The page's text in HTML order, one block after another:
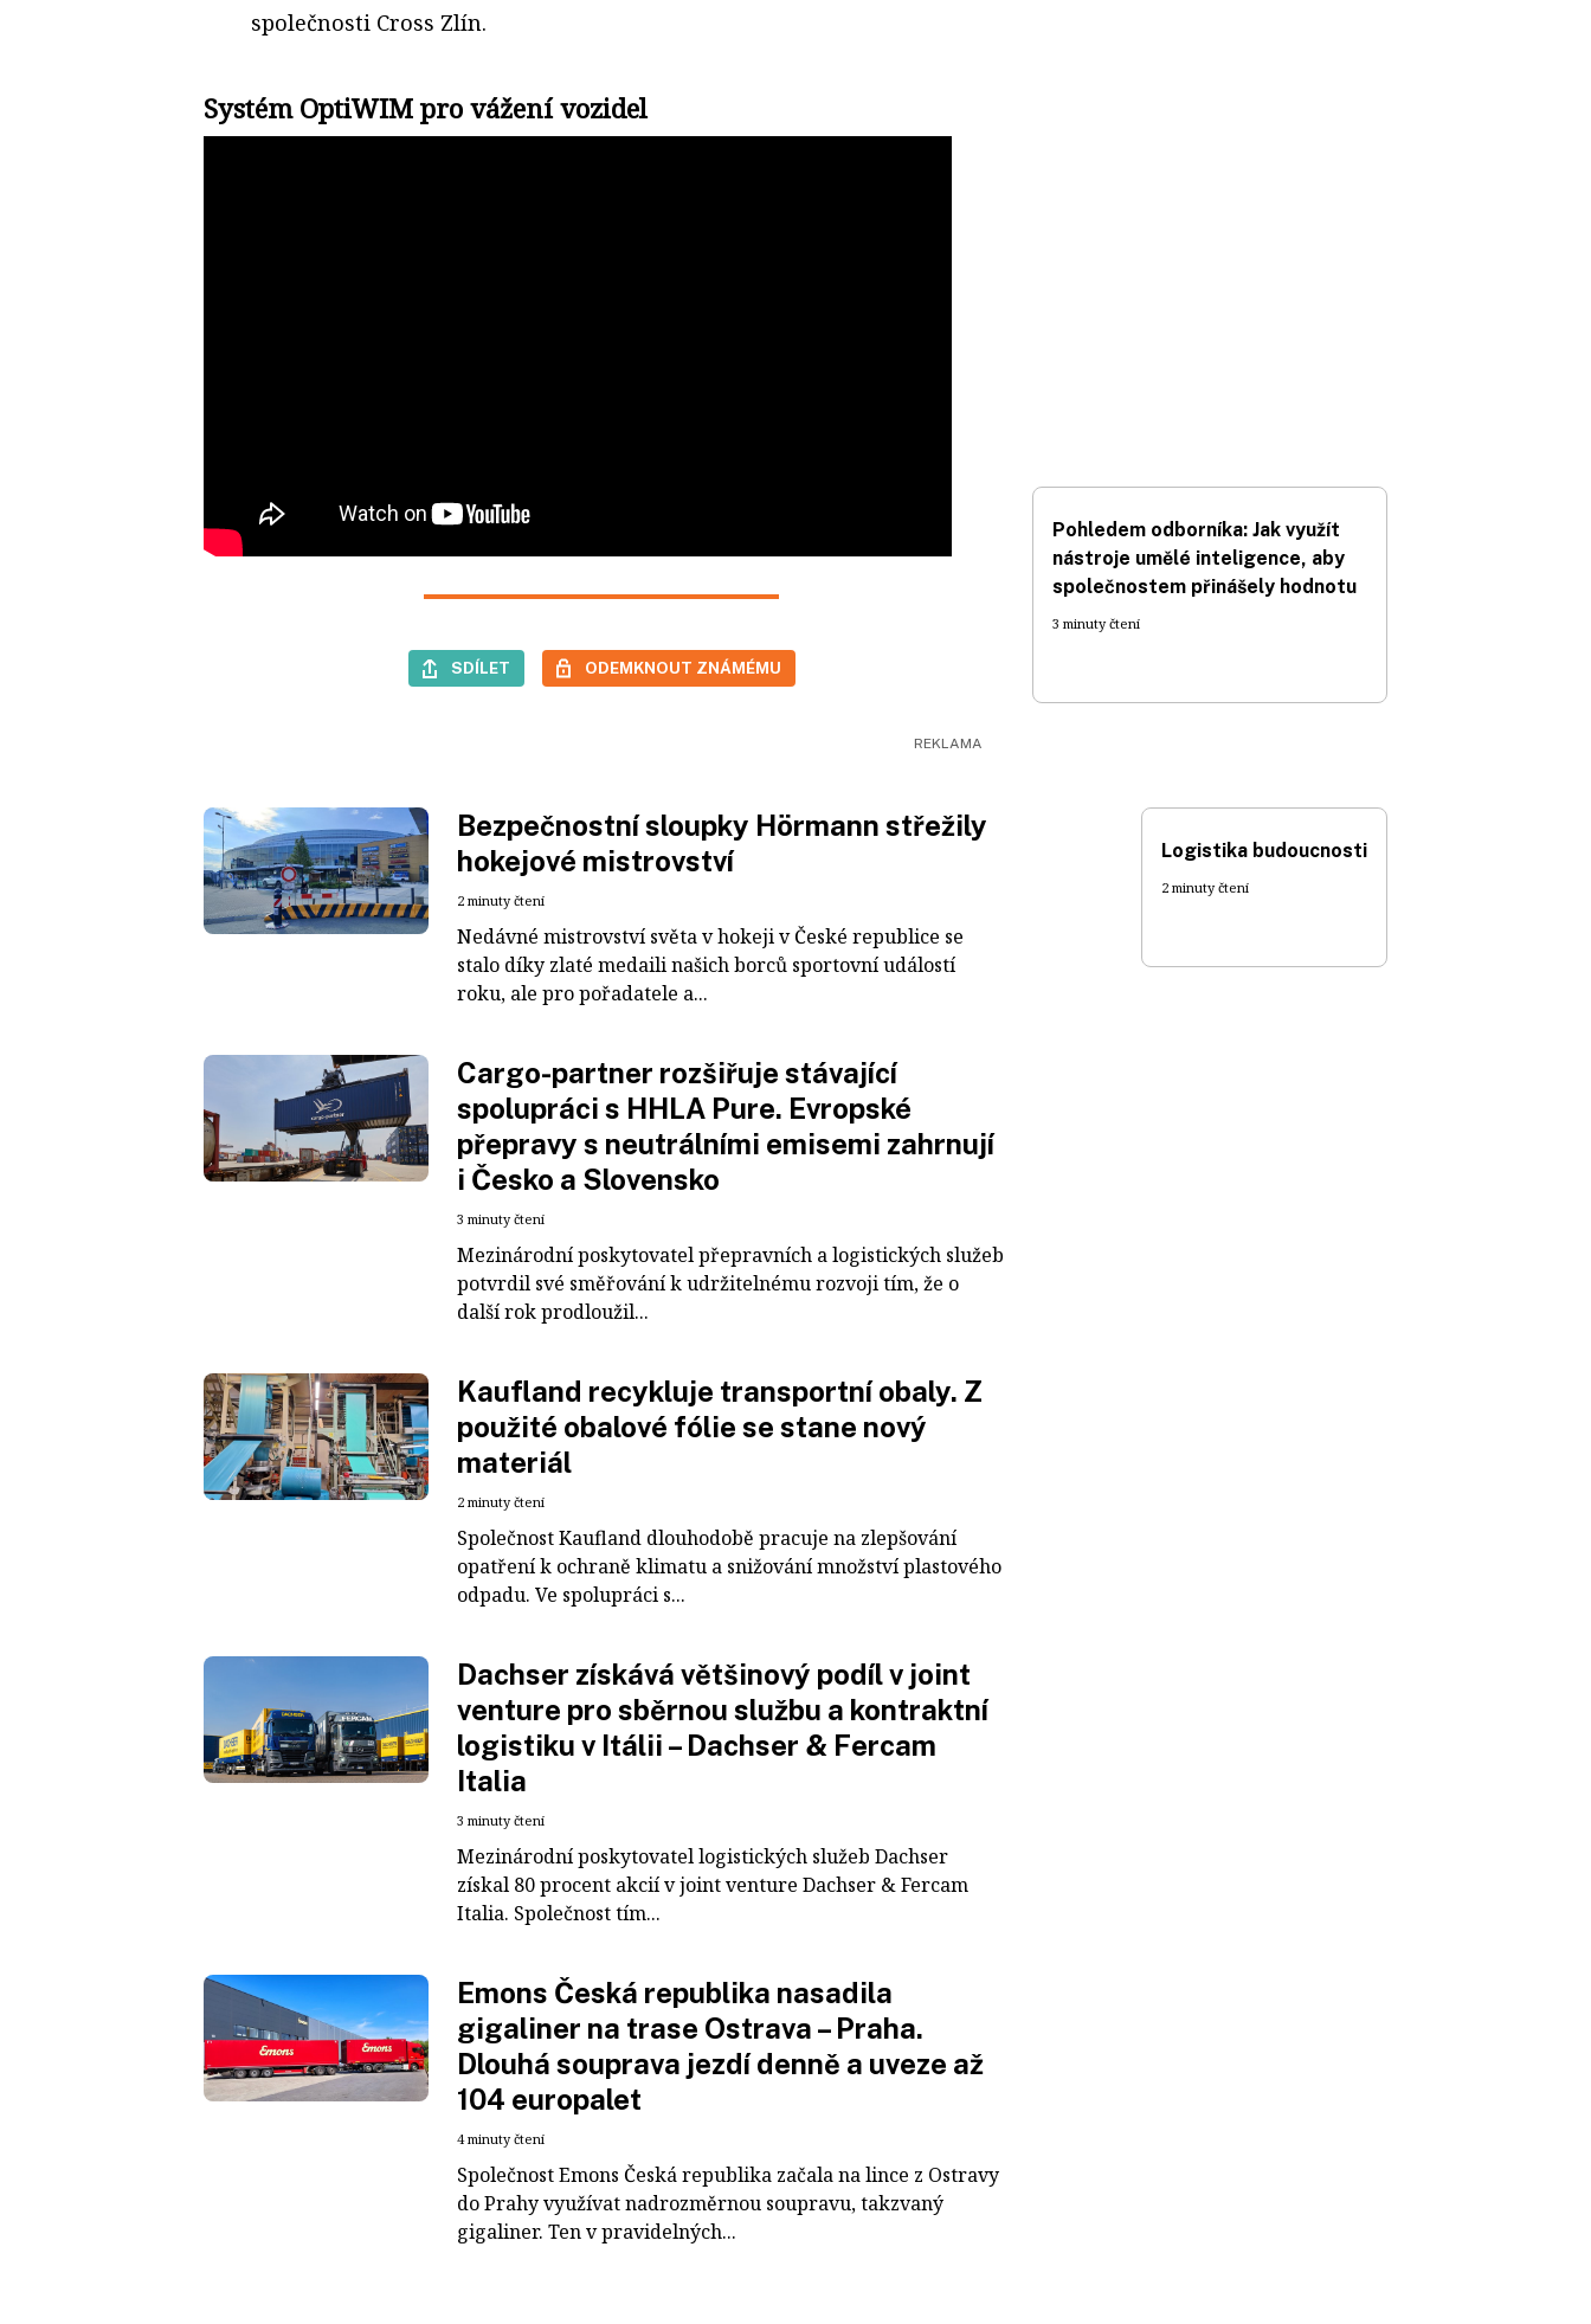
společnosti Cross Zlín.
Systém OptiWIM pro vážení vozidel
SDÍLET ODEMKNOUT ZNÁMÉMU
Pohledem odborníka: Jak využít
nástroje umělé inteligence, aby
společnostem přinášely hodnotu
3 minuty čtení
Bezpečnostní sloupky Hörmann střežily
hokejové mistrovství
2 minuty čtení
Nedávné mistrovství světa v hokeji v České republice se
stalo díky zlaté medaili našich borců sportovní událostí
roku, ale pro pořadatele a...
Cargo-partner rozšiřuje stávající
spolupráci s HHLA Pure. Evropské
přepravy s neutrálními emisemi zahrnují
i Česko a Slovensko
3 minuty čtení
Mezinárodní poskytovatel přepravních a logistických služeb
potvrdil své směřování k udržitelnému rozvoji tím, že o
další rok prodloužil...
Kaufland recykluje transportní obaly. Z
použité obalové fólie se stane nový
materiál
2 minuty čtení
Společnost Kaufland dlouhodobě pracuje na zlepšování
opatření k ochraně klimatu a snižování množství plastového
odpadu. Ve spolupráci s...
Dachser získává většinový podíl v joint
venture pro sběrnou službu a kontraktní
logistiku v Itálii – Dachser & Fercam
Italia
3 minuty čtení
Mezinárodní poskytovatel logistických služeb Dachser
získal 80 procent akcií v joint venture Dachser & Fercam
Italia. Společnost tím...
Emons Česká republika nasadila
gigaliner na trase Ostrava – Praha.
Dlouhá souprava jezdí denně a uveze až
104 europalet
4 minuty čtení
Společnost Emons Česká republika začala na lince z Ostravy
do Prahy využívat nadrozměrnou soupravu, takzvaný
gigaliner. Ten v pravidelných...
Logistika budoucnosti
2 minuty čtení